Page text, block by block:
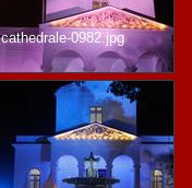
cathedrale-0982.jpg